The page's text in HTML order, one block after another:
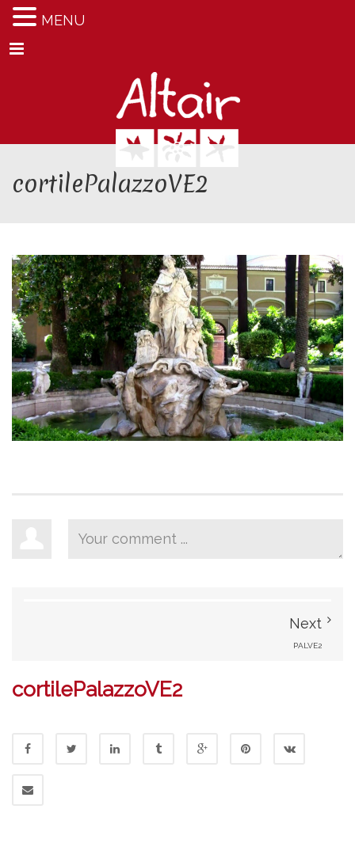
Menu
cortilePalazzoVE2
Next
PALVE2
cortilePalazzoVE2
MENU